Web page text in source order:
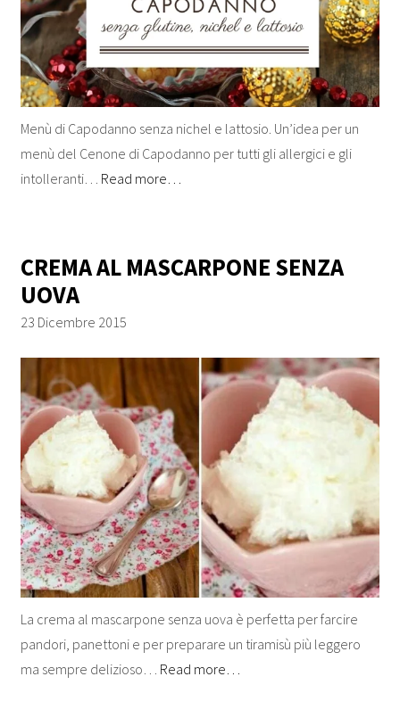
Menù di Capodanno senza nichel e lattosio. Un’idea per un
menù del Cenone di Capodanno per tutti gli allergici e gli
intolleranti… Read more…
CREMA AL MASCARPONE SENZA
UOVA
23 Dicembre 2015
La crema al mascarpone senza uova è perfetta per farcire
pandori, panettoni e per preparare un tiramisù più leggero
ma sempre delizioso… Read more…